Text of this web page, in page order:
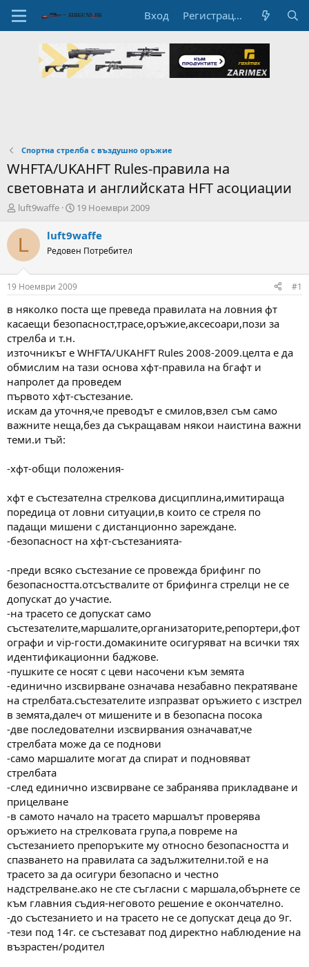
Вход Регистрация
Спортна стрелба с въздушно оръжие
WHFTA/UKAHFT Rules-правила на
световната и английската HFT асоциации
А
т
н
а
т
е
а
т
а
luft9waffe
Н
ч
л
а
Д
а
а
19 Ноември 2009
L luft9waffe
Редовен Потребител
19 Ноември 2009 #1
в няколко поста ще преведа правилата на ловния фт
касаещи безопасност,трасе,оръжие,аксесоари,пози за
стрелба и т.н.
източникът е WHFTA/UKAHFT Rules 2008-2009.целта е да
обмислим на тази основа хфт-правила на бгафт и
напролет да проведем
първото хфт-състезание.
искам да уточня,че преводът е смилов,взел съм само
важните неща,без да съкращавам някои наистина важни
теми.и тъй:
-хфт-общи положения-
хфт е състезателна стрелкова дисциплина,имитираща
поредица от ловни ситуации,в които се стреля по
падащи мишени с дистанционно зареждане.
-безопасност на хфт-състезанията-
-преди всяко състезание се провежда брифинг по
безопасността.отсъствалите от брифинга стрелци не се
допускат до участие.
-на трасето се допускат само
състезателите,маршалите,организаторите,репортери,фот
ографи и vip-гости.домакините осигуряват на всички тях
идентификационни баджове.
-пушките се носят с цеви насочени към земята
-единично изсвирване означава незабавно пекратяване
на стрелбата.състезателите изпразват оръжието с изстрел
в земята,далеч от мишените и в безопасна посока
-две последователни изсвирвания означават,че
стрелбата може да се поднови
-само маршалите могат да спират и подновяват
стрелбата
-след единично изсвирване се забранява прикладване и
прицелване
-в самото начало на трасето маршалът проверява
оръжието на стрелковата група,а повреме на
състезанието препоръките му относно безопасността и
спазването на правилата са задължителни.той е на
трасето за да осигури безопасно и честно
надстрелване.ако не сте съгласни с маршала,обърнете се
към главния съдия-неговото решение е окончателно.
-до състезанието и на трасето не се допускат деца до 9г.
-тези под 14г. се състезават под директно наблюдение на
възрастен/родител